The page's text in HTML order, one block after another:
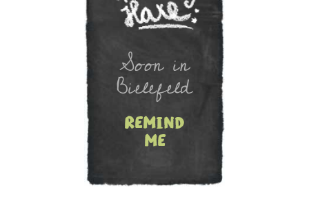
Newsletter
SIGN UP
Soon in
Bielefeld
remind
me